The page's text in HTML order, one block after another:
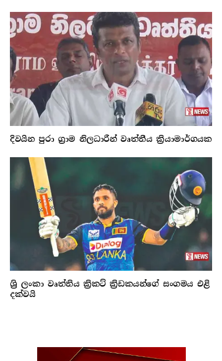
දිවයින පුරා ග්‍රාම නිලධාරීන් වෘත්තීය ක්‍රියාමාර්ගයක
ශ්‍රි ලංකා වෘත්තිය ක්‍රිකට් ක්‍රිඩකයන්ගේ සංගමය එළි
දක්වයි